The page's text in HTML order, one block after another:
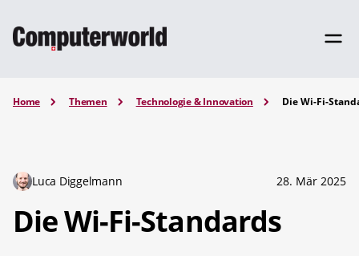
Home Themen Technologie & Innovation Die Wi-Fi-
Luca Diggelmann 28. Mär 2025
Die Wi-Fi-Standards